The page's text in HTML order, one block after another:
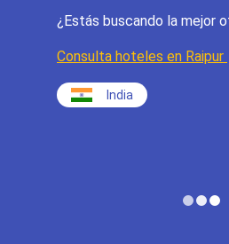
¿Estás buscando la mejor
Consulta hoteles en Raipur
India